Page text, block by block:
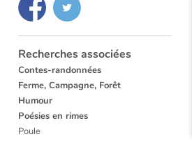
Recherches associées
Contes-randonnées
Ferme, Campagne, Forêt
Humour
Poésies en rimes
Poule